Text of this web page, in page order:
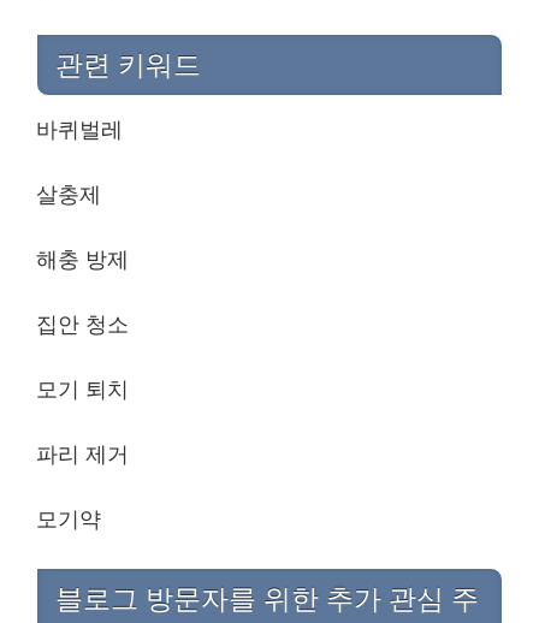
관련 키워드
바퀴벌레
살충제
해충 방제
집안 청소
모기 퇴치
파리 제거
모기약
블로그 방문자를 위한 추가 관심 주